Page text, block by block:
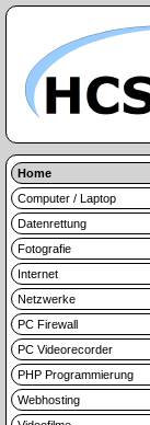
Home
Computer / Laptop
Datenrettung
Fotografie
Internet
Netzwerke
PC Firewall
PC Videorecorder
PHP Programmierung
Webhosting